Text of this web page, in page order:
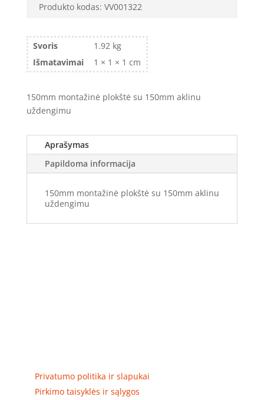
Produkto kodas: VV001322
Svoris
1.92 kg
Išmatavimai
1 × 1 × 1 cm
150mm montažinė plokštė su 150mm aklinu
uždengimu
Aprašymas
Papildoma informacija
150mm montažinė plokštė su 150mm aklinu
uždengimu
Privatumo politika ir slapukai
Pirkimo taisyklės ir sąlygos